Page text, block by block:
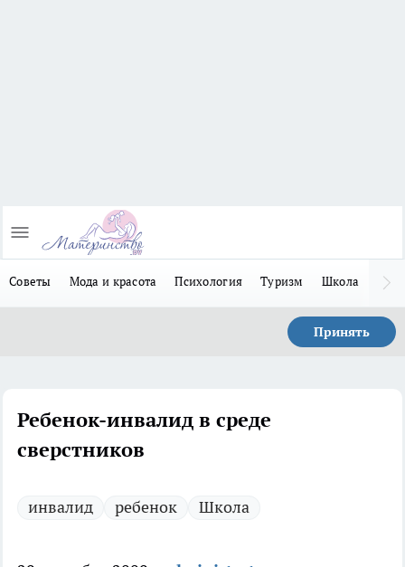
Советы Мода и красота Психология Туризм Школа
Принять
Ребенок-инвалид в среде
сверстников
инвалид ребенок Школа